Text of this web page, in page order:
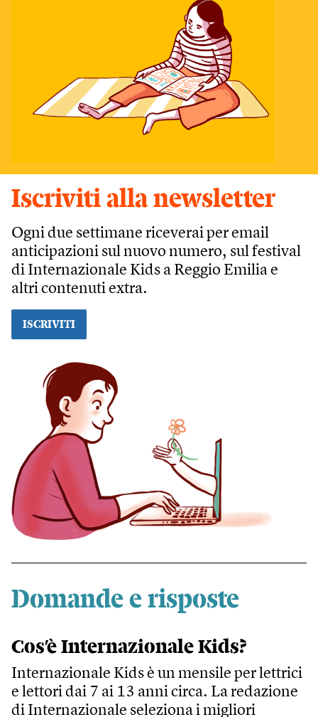
Iscriviti alla newsletter
Ogni due settimane riceverai per email
anticipazioni sul nuovo numero, sul festival
di Internazionale Kids a Reggio Emilia e
altri contenuti extra.
ISCRIVITI
Domande e risposte
Cos’è Internazionale Kids?
Internazionale Kids è un mensile per lettrici
e lettori dai 7 ai 13 anni circa. La redazione
di Internazionale seleziona i migliori